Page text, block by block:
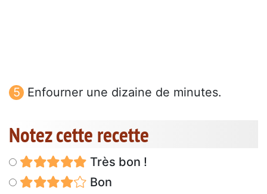
Enfourner une dizaine de minutes.
Notez cette recette
Très bon !
Bon